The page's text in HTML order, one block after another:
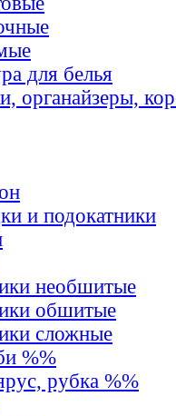
для белья
органайзеры,
и подокатники
необшитые
обшитые
сложные
%%
рубка %%